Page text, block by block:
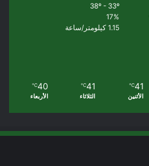
38º - 33º
17%
1.15 كيلومتر/ساعة
41
℃
الأثنين
41
℃
الثلاثاء
40
℃
الأربعاء